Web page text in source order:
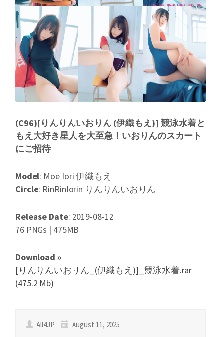
(C96)[りんりんいおりん (伊織もえ)] 競泳水着と
もえ大好き星人を大至急！いおりんのスカート
にご招待
Model: Moe Iori 伊織もえ
Circle: RinRinIorin りんりんいおりん
Release Date: 2019-08-12
76 PNGs | 475MB
Download »
[りんりんいおりん_(伊織もえ)]_競泳水着.rar
(475.2 Mb)
All4JP
August 11, 2025